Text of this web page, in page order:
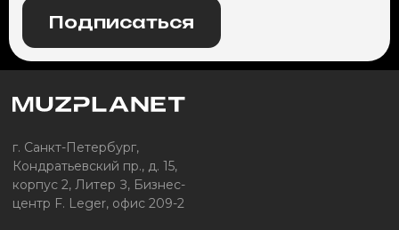
Подписаться
г. Санкт-Петербург,
Кондратьевский пр., д. 15,
корпус 2, Литер З, Бизнес-
центр F. Leger, офис 209-2